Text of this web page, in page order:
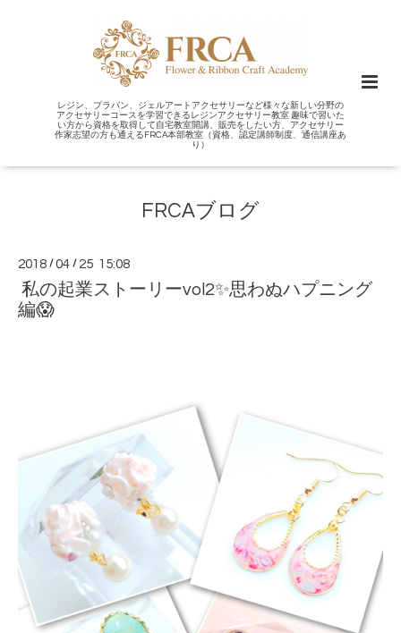
レジン、プラバン、ジェルアートアクセサリーなど様々な新しい分野の
アクセサリーコースを学習できるレジンアクセサリー教室 趣味で習いた
い方から資格を取得して自宅教室開講、販売をしたい方、アクセサリー
作家志望の方も通えるFRCA本部教室（資格、認定講師制度、通信講座あ
り）
FRCAブログ
2018 /04 / 25 15:08
私の起業ストーリーvol2✨思わぬハプニング
編😱